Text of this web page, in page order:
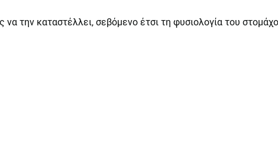
να την καταστέλλει, σεβόμενο έτσι τη φυσιολογία του